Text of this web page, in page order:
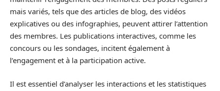
mais variés, tels que des articles de blog, des vidéos
explicatives ou des infographies, peuvent attirer l’attention
des membres. Les publications interactives, comme les
concours ou les sondages, incitent également à
l’engagement et à la participation active.
Il est essentiel d’analyser les interactions et les statistiques